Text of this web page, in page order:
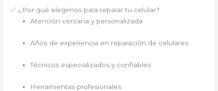
✅ ¿Por qué elegirnos para reparar tu celular?
Atención cercana y personalizada
Años de experiencia en reparación de celulares
Técnicos especializados y confiables
Herramientas profesionales